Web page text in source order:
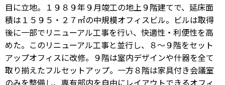
目に立地。１９８９年９月竣工の地上９階建てで、延床面
積は１５９５・２７㎡の中規模オフィスビル。ビルは取得
後に一部でリニューアル工事を行い、快適性・利便性を高
めた。このリニューアル工事と並行し、８～９階をセット
アップオフィスに改修。９階は室内デザインや什器を全て
取り揃えたフルセットアップ。一方８階は家具付き会議室
のみを整備し、専有部内を自由にレイアウトできるオフィ